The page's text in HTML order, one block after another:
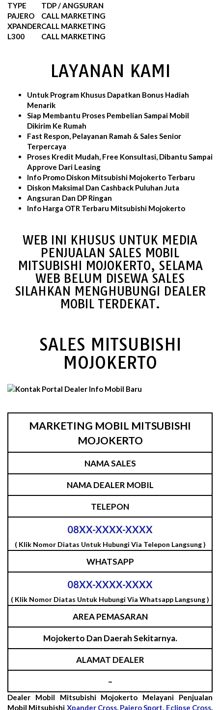
TYPE
TDP / ANGSURAN
PAJERO
CALL MARKETING
XPANDERCALL MARKETING
L300
CALL MARKETING
LAYANAN KAMI
Untuk Program Khusus Dapatkan Bonus Hadiah
Menarik
Siap Membantu Proses Pembelian Sampai Mobil
Dikirim Ke Rumah
Fast Respon, Pelayanan Ramah & Sales Senior
Terpercaya
Proses Kredit Mudah, Free Konsultasi, Dibantu Sampai
Approve Dari Leasing
Info Promo Diskon Mitsubishi Mojokerto Terbaru
Diskon Maksimal Dan Cashback Puluhan Juta
Angsuran Dan DP Ringan
Info Harga OTR Terbaru Mitsubishi Mojokerto
WEB INI KHUSUS UNTUK MEDIA
PENJUALAN SALES MOBIL
MITSUBISHI MOJOKERTO, SELAMA
WEB BELUM DISEWA SALES
SILAHKAN MENGHUBUNGI DEALER
MOBIL TERDEKAT.
SALES MITSUBISHI
MOJOKERTO
MARKETING MOBIL MITSUBISHI
MOJOKERTO
NAMA SALES
NAMA DEALER MOBIL
TELEPON
08XX-XXXX-XXXX
( Klik Nomor Diatas Untuk Hubungi Via Telepon Langsung )
WHATSAPP
08XX-XXXX-XXXX
( Klik Nomor Diatas Untuk Hubungi Via Whatsapp Langsung )
AREA PEMASARAN
Mojokerto Dan Daerah Sekitarnya.
ALAMAT DEALER
–
Dealer Mobil Mitsubishi Mojokerto Melayani Penjualan
Mobil Mitsubishi Xpander Cross, Pajero Sport, Eclipse Cross,